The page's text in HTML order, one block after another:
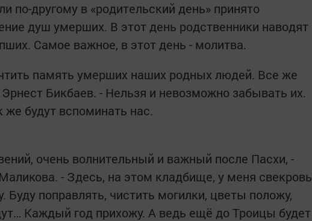
по-другому в «родительский день» принято
душ умерших. В этот день родственники наводят
Самое важное, в этот день - молитва.
память умерших наших родных людей. Все же
Бикбаев. - Нельзя и невозможно забывать их.
будут вспоминать нас.
очень волнительный и важный после Пасхи, -
- Здесь, на этом кладбище, у меня
Буду поправлять, чистить могилки, цветы положу,
Каждый год прихожу. А ведь ещё до Троицы будет